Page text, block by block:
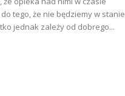
tego, że nie będziemy w stanie
jednak zależy od dobrego...